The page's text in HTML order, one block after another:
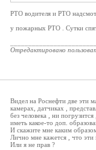
РТО водителя и РТО
у пожарных РТО . Сутки
Отредактировано
Видел на Роснефти две эти
камерах, датчиках ,
без человека , ни
иметь какое-то доп.
И скажите мне каким
Лично мне кажется , что эти
Или я не прав ?